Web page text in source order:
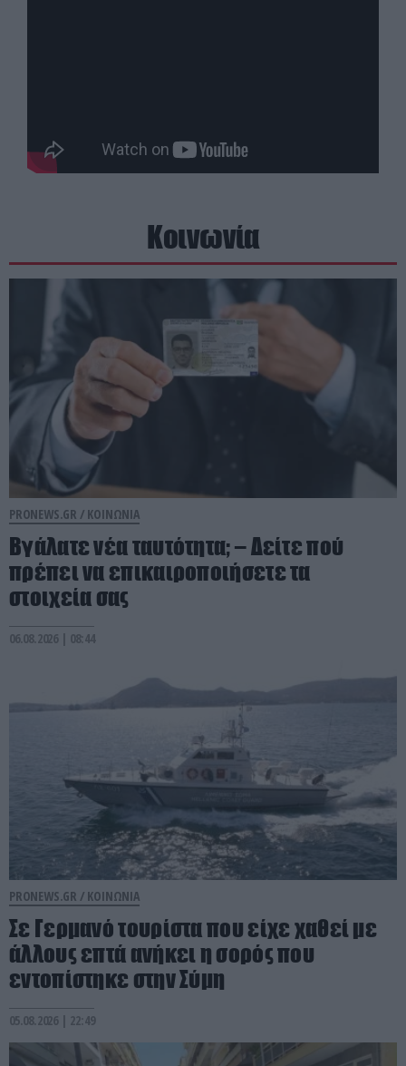
Κοινωνία
PRONEWS.GR / ΚΟΙΝΩΝΙΑ
Βγάλατε νέα ταυτότητα; – Δείτε πού
πρέπει να επικαιροποιήσετε τα
στοιχεία σας
06.08.2026 | 08:44
PRONEWS.GR / ΚΟΙΝΩΝΙΑ
Σε Γερμανό τουρίστα που είχε χαθεί με
άλλους επτά ανήκει η σορός που
εντοπίστηκε στην Σύμη
05.08.2026 | 22:49